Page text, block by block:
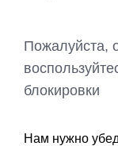
Пожалуйста,
блокировки
Нам нужно